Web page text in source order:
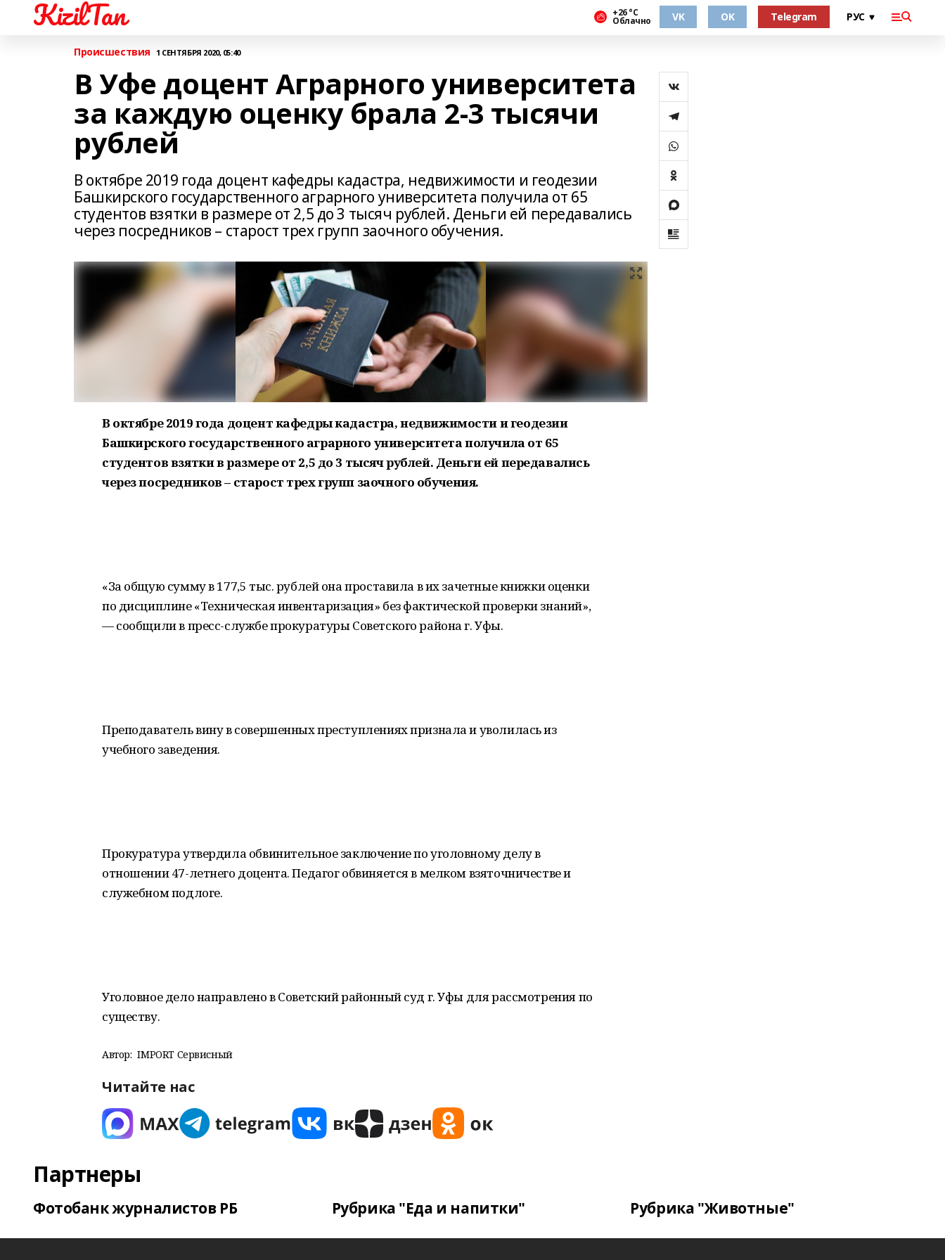
KizilTan +26 °С
Облачно VK OK Telegram
Происшествия 1 СЕНТЯБРЯ 2020, 05:40
В Уфе доцент Аграрного университета
за каждую оценку брала 2-3 тысячи
рублей
В октябре 2019 года доцент кафедры кадастра, недвижимости и геодезии
Башкирского государственного аграрного университета получила от 65
студентов взятки в размере от 2,5 до 3 тысяч рублей. Деньги ей передавались
через посредников – старост трех групп заочного обучения.
В октябре 2019 года доцент кафедры кадастра, недвижимости и геодезии
Башкирского государственного аграрного университета получила от 65
студентов взятки в размере от 2,5 до 3 тысяч рублей. Деньги ей передавались
через посредников – старост трех групп заочного обучения.
«За общую сумму в 177,5 тыс. рублей она проставила в их зачетные книжки оценки
по дисциплине «Техническая инвентаризация» без фактической проверки знаний»,
— сообщили в пресс-службе прокуратуры Советского района г. Уфы.
Преподаватель вину в совершенных преступлениях признала и уволилась из
учебного заведения.
Прокуратура утвердила обвинительное заключение по уголовному делу в
отношении 47-летнего доцента. Педагог обвиняется в мелком взяточничестве и
служебном подлоге.
Уголовное дело направлено в Советский районный суд г. Уфы для рассмотрения по
существу.
Автор: IMPORT Сервисный
Читайте нас
Партнеры
Фотобанк журналистов РБ Рубрика "Еда и напитки" Рубрика "Животные"